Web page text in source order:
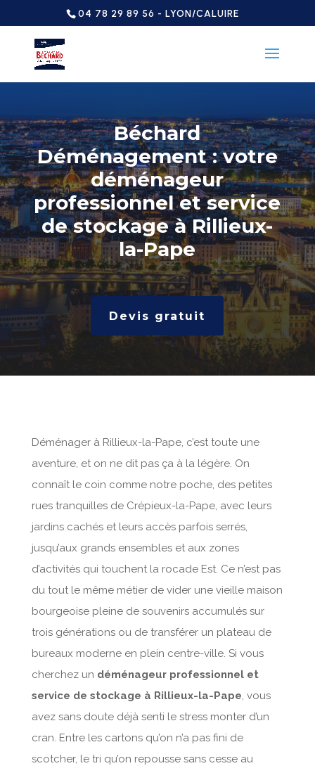
04 78 29 89 56 - LYON/CALUIRE
Béchard
Déménagement : votre
déménageur
professionnel et service
de stockage à Rillieux-
la-Pape
Devis gratuit
Déménager à Rillieux-la-Pape, c’est toute une
aventure, et on ne dit pas ça à la légère. On
connaît le coin comme notre poche, des petites
rues tranquilles de Crépieux-la-Pape, avec leurs
jardins cachés et leurs accès parfois serrés,
jusqu’aux grands ensembles et aux zones
d’activités qui touchent la rocade Est. Ce n’est pas
du tout le même métier de vider une vieille maison
bourgeoise pleine de souvenirs accumulés sur
trois générations ou de transférer un plateau de
bureaux moderne en plein centre-ville. Si vous
cherchez un déménageur professionnel et
service de stockage à Rillieux-la-Pape, vous
avez sans doute déjà senti le stress monter d’un
cran. Entre les cartons qu’on n’a pas fini de
scotcher, le tri qu’on repousse sans cesse au